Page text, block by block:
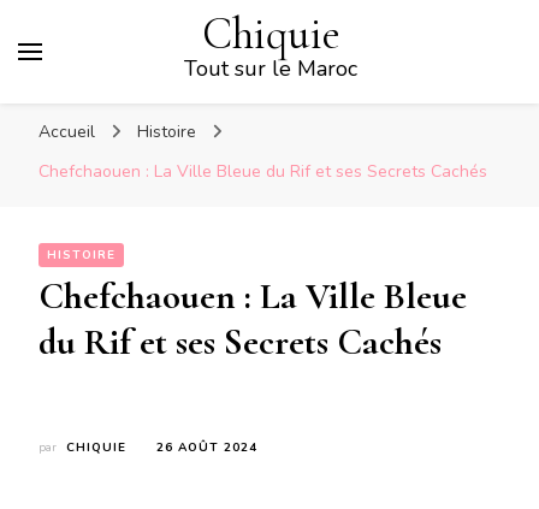
Chiquie
Tout sur le Maroc
Accueil
Histoire
Chefchaouen : La Ville Bleue du Rif et ses Secrets Cachés
HISTOIRE
Chefchaouen : La Ville Bleue
du Rif et ses Secrets Cachés
par CHIQUIE 26 AOÛT 2024